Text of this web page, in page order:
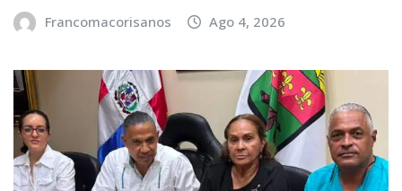
Francomacorisanos Ago 4, 2026